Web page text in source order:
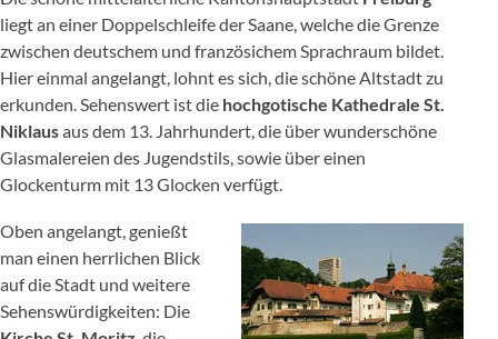
liegt an einer Doppelschleife der Saane, welche die Grenze
zwischen deutschem und französichem Sprachraum bildet.
Hier einmal angelangt, lohnt es sich, die schöne Altstadt zu
erkunden. Sehenswert ist die hochgotische Kathedrale St.
Niklausaus dem 13. Jahrhundert, die über wunderschöne
Glasmalereien des Jugendstils, sowie über einen
Glockenturm mit 13 Glocken verfügt.
Oben angelangt, genießt
man einen herrlichen Blick
auf die Stadt und weitere
Sehenswürdigkeiten: Die